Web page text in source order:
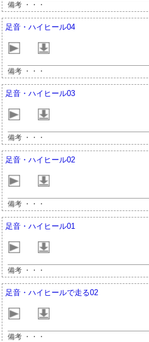
備考 ・・・
足音・ハイヒール04
備考 ・・・
足音・ハイヒール03
備考 ・・・
足音・ハイヒール02
備考 ・・・
足音・ハイヒール01
備考 ・・・
足音・ハイヒールで走る02
備考 ・・・